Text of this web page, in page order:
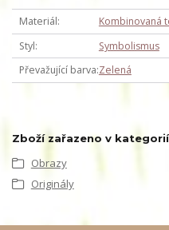
Materiál
Kombinovaná
Styl
Symbolismus
Převažující barva Zelená
Zboží zařazeno v
Obrazy
Originály